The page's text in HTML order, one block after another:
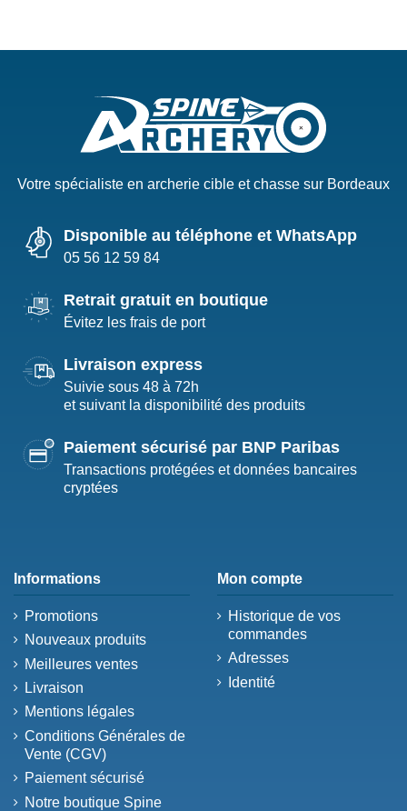
Votre spécialiste en archerie cible et chasse sur Bordeaux
Disponible au téléphone et WhatsApp
05 56 12 59 84
Retrait gratuit en boutique
Évitez les frais de port
Livraison express
Suivie sous 48 à 72h
et suivant la disponibilité des produits
Paiement sécurisé par BNP Paribas
Transactions protégées et données bancaires
cryptées
Informations
Promotions
Nouveaux produits
Meilleures ventes
Livraison
Mentions légales
Conditions Générales de
Vente (CGV)
Paiement sécurisé
Notre boutique Spine
Mon compte
Historique de vos
commandes
Adresses
Identité